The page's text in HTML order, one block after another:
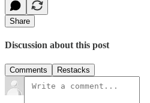
Share
Discussion about this post
Comments Restacks